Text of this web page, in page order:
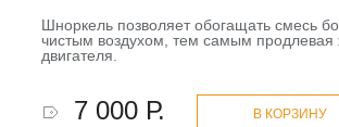
Шноркель позволяет обогащать смесь
чистым воздухом, тем самым продлевая
двигателя.
7 000 Р. В КОРЗИНУ